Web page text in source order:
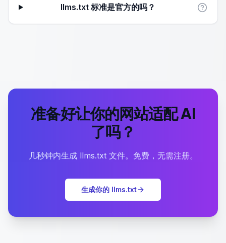
llms.txt 标准是官方的吗？
准备好让你的网站适配 AI
了吗？
几秒钟内生成 llms.txt 文件。免费，无需注册。
生成你的 llms.txt